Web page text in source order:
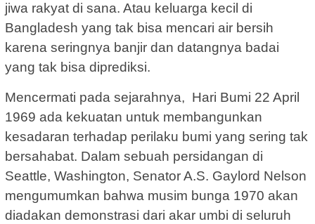
jiwa rakyat di sana. Atau keluarga kecil di
Bangladesh yang tak bisa mencari air bersih
karena seringnya banjir dan datangnya badai
yang tak bisa diprediksi.
Mencermati pada sejarahnya, Hari Bumi 22 April
1969 ada kekuatan untuk membangunkan
kesadaran terhadap perilaku bumi yang sering tak
bersahabat. Dalam sebuah persidangan di
Seattle, Washington, Senator A.S. Gaylord Nelson
mengumumkan bahwa musim bunga 1970 akan
diadakan demonstrasi dari akar umbi di seluruh